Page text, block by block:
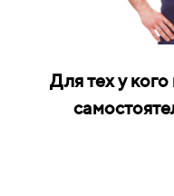
Для тех у